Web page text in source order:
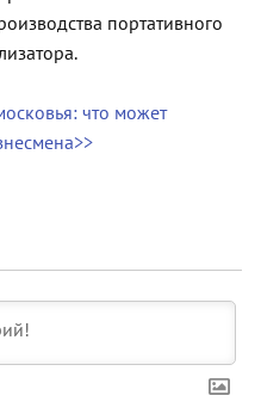
портативного
что может